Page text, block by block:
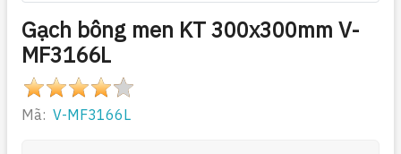
Gạch bông men KT 300x300mm V-
MF3166L
Mã: V-MF3166L